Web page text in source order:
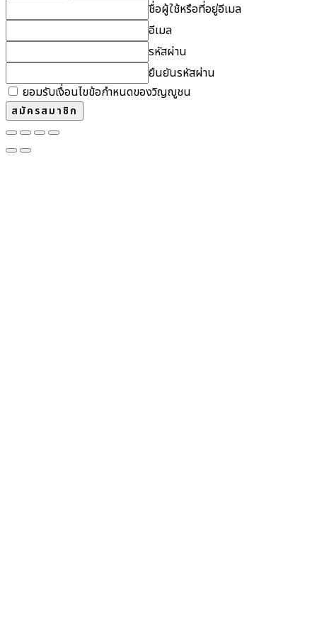
ชื่อผู้ใช้หรือที่อยู่อีเมล
อีเมล
รหัสผ่าน
ยืนยันรหัสผ่าน
ยอมรับเงื่อนไขข้อกำหนดของวิญญูชน